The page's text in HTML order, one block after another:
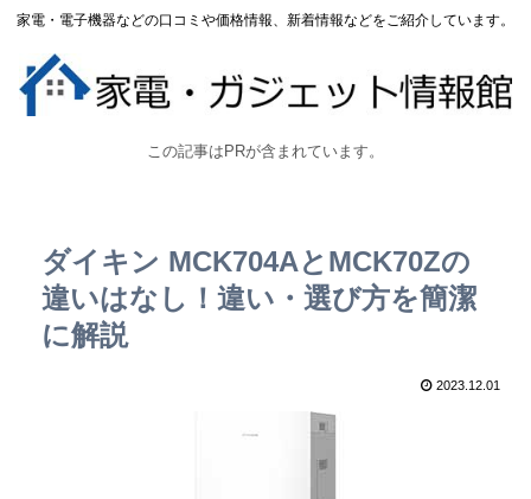
家電・電子機器などの口コミや価格情報、新着情報などをご紹介しています。
この記事はPRが含まれています。
ダイキン MCK704AとMCK70Zの
違いはなし！違い・選び方を簡潔
に解説
2023.12.01